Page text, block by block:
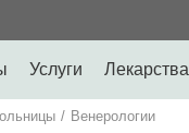
Услуги Лекарства
/ Венерологии